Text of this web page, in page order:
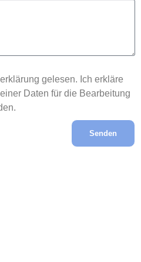
gelesen. Ich erkläre
Daten für die Bearbeitung
Senden